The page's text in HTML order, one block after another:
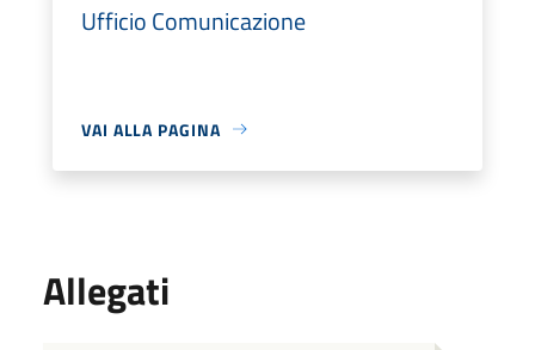
Ufficio Comunicazione
VAI ALLA PAGINA
Allegati